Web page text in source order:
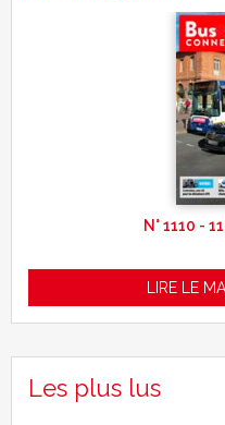
N° 1110 -
LIRE LE
Les plus lus